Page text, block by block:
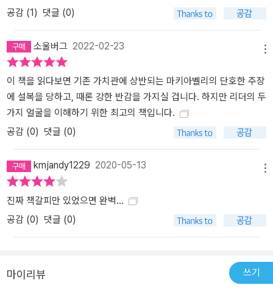
공감 (1) 댓글 (0)
소울버그 2022-02-23
이 책을 읽다보면 기존 가치관에 상반되는 마키아벨리의 단호한 주장
에 설복을 당하고, 때론 강한 반감을 가지실 겁니다. 하지만 리더의 두
가지 얼굴을 이해하기 위한 최고의 책입니다.
공감 (0) 댓글 (0)
kmjandy1229 2020-05-13
진짜 책갈피만 있었으면 완벽...
공감 (0) 댓글 (0)
마이리뷰 쓰기